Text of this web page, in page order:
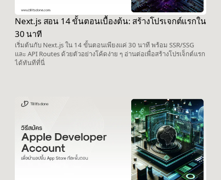
Next.js สอน 14 ขั้นตอนเบื้องต้น: สร้างโปรเจกต์แรกใน
30 นาที
เริ่มต้นกับ Next.js ใน 14 ขั้นตอนเพียงแค่ 30 นาที พร้อม SSR/SSG
และ API Routes ด้วยตัวอย่างโค้ดง่าย ๆ อ่านต่อเพื่อสร้างโปรเจ็กต์แรก
ได้ทันทีที่นี่